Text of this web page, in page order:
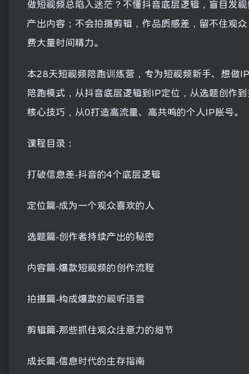
做短视频总陷入迷茫？不懂抖音底层逻辑，盲目发
产出内容；不会拍摄剪辑，作品质感差，留不住观
费大量时间精力。​
本28天短视频陪跑训练营，专为短视频新手、想做
陪跑模式，从抖音底层逻辑到IP定位，从选题创作
核心技巧，从0打造高流量、高共鸣的个人IP账号。
课程目录：
打破信息差-抖音的4个底层逻辑
定位篇-成为一个观众喜欢的人
选题篇-创作者持续产出的秘密
内容篇-爆款短视频的创作流程
拍摄篇-构成爆款的视听语言
剪辑篇-那些抓住观众注意力的细节
成长篇-信息时代的生存指南